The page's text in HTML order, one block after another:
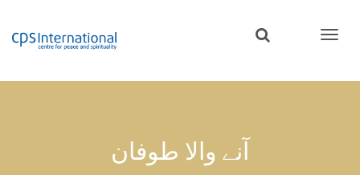
content
آنے والا طوفان